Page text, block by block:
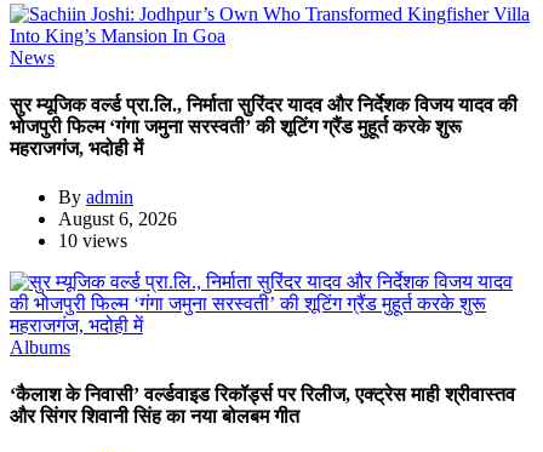
News
सुर म्यूजिक वर्ल्ड प्रा.लि., निर्माता सुरिंदर यादव और निर्देशक विजय यादव की
भोजपुरी फिल्म ‘गंगा जमुना सरस्वती’ की शूटिंग ग्रैंड मुहूर्त करके शुरू
महराजगंज, भदोही में
By admin
August 6, 2026
10 views
Albums
‘कैलाश के निवासी’ वर्ल्डवाइड रिकॉर्ड्स पर रिलीज, एक्ट्रेस माही श्रीवास्तव
और सिंगर शिवानी सिंह का नया बोलबम गीत